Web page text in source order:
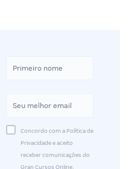
Concordo com a Política de
Privacidade e aceito
receber comunicações do
Gran Cursos Online.